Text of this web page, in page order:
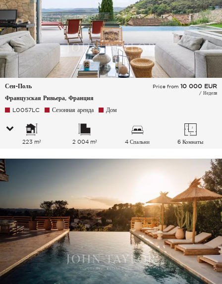
Сен-Поль
Французская Ривьера, Франция
Price from 10 000 EUR
/ Неделя
L0057LC Сезонная аренда Дом
223 m² 2 004 m² 4 Спальни 6 Комнаты